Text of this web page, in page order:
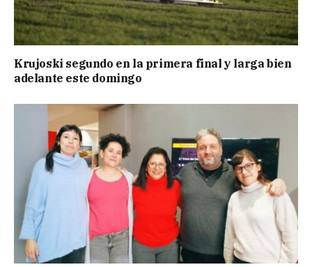
Krujoski segundo en la primera final y larga bien
adelante este domingo